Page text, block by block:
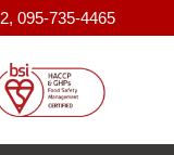
,095-735-4465